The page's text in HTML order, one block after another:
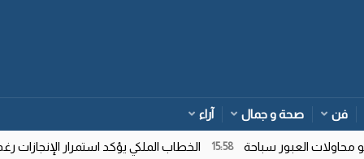
فن صحة و جمال آراء
العبور سباحة 15:58 الخطاب الملكي يؤكد استمرار الإنجازات